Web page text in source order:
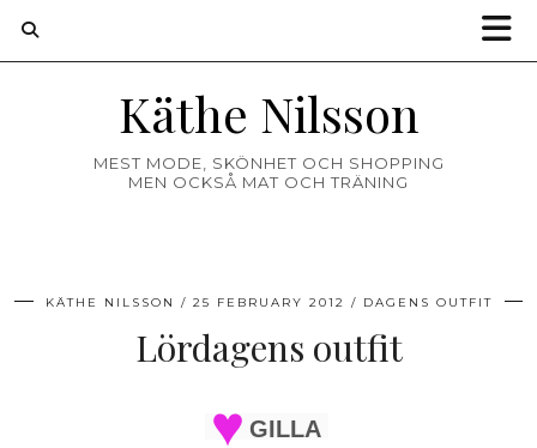
Käthe Nilsson
MEST MODE, SKÖNHET OCH SHOPPING
MEN OCKSÅ MAT OCH TRÄNING
KÄTHE NILSSON 25 FEBRUARY 2012 DAGENS OUTFIT
Lördagens outfit
GILLA